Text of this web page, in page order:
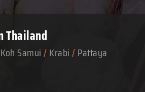
Thailand
Koh Samui/Krabi/Pattaya